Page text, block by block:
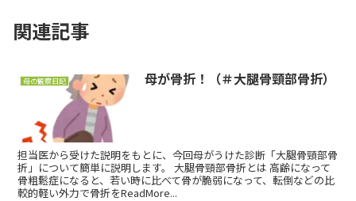
関連記事
母の観察日記 母が骨折！（＃大腿骨頸部骨折）
担当医から受けた説明をもとに、今回母がうけた診断「大腿骨頸部骨
折」について簡単に説明します。 大腿骨頸部骨折とは 高齢になって
骨粗鬆症になると、若い時に比べて骨が脆弱になって、転倒などの比
較的軽い外力で骨折をReadMore...